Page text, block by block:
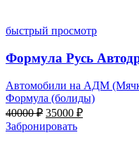
быстрый просмотр
Формула Русь
Автомобили на АДМ
Формула (болиды)
40000₽ Первоначальная
цена
составляла
35000 ₽Текущая
Забронировать